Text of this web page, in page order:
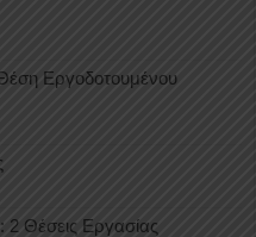
Eργοδοτουμένου
2 Θέσεις Εργασίας